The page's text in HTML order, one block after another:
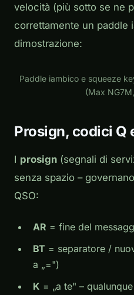
velocità (più sotto se ne
correttamente un paddle
dimostrazione:
Paddle iambico e squeeze
(Max
Prosign, codici Q
I prosign (segnali di
senza spazio –
QSO:
AR = fine del
BT = separatore /
a „=")
K = „a te" –